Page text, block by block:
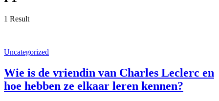
1 Result
Uncategorized
Wie is de vriendin van Charles Leclerc en
hoe hebben ze elkaar leren kennen?